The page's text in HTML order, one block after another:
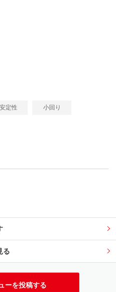
安定性 小回り
る
ーを投稿する